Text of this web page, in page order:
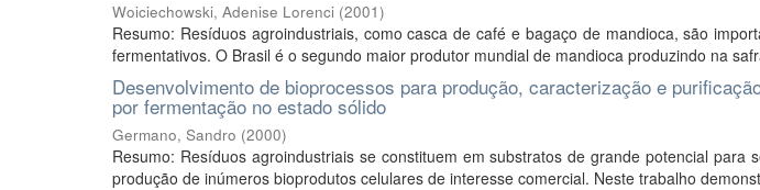
Woiciechowski, Adenise Lorenci (2001)
Resumo: Resíduos agroindustriais, como casca de café e bagaço de mandioca, são
fermentativos. O Brasil é o segundo maior produtor mundial de mandioca produzindo na
Desenvolvimento de bioprocessos para produção, caracterização e
por fermentação no estado sólido
Germano, Sandro (2000)
Resumo: Resíduos agroindustriais se constituem em substratos de grande potencial para
produção de inúmeros bioprodutos celulares de interesse comercial. Neste trabalho